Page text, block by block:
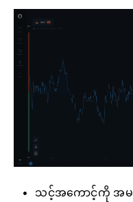
သင့်အကောင့်ကို အမည်